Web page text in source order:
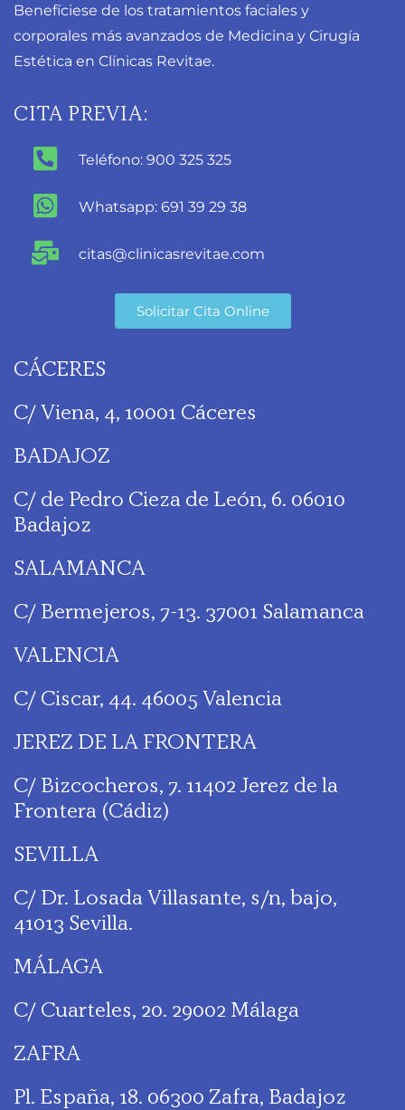
Benefíciese de los tratamientos faciales y
corporales más avanzados de Medicina y Cirugía
Estética en Clínicas Revitae.
CITA PREVIA:
Teléfono: 900 325 325
Whatsapp: 691 39 29 38
citas@clinicasrevitae.com
Solicitar Cita Online
CÁCERES
C/ Viena, 4, 10001 Cáceres
BADAJOZ
C/ de Pedro Cieza de León, 6. 06010
Badajoz
SALAMANCA
C/ Bermejeros, 7-13. 37001 Salamanca
VALENCIA
C/ Ciscar, 44. 46005 Valencia
JEREZ DE LA FRONTERA
C/ Bizcocheros, 7. 11402 Jerez de la
Frontera (Cádiz)
SEVILLA
C/ Dr. Losada Villasante, s/n, bajo,
41013 Sevilla.
MÁLAGA
C/ Cuarteles, 20. 29002 Málaga
ZAFRA
Pl. España, 18. 06300 Zafra, Badajoz